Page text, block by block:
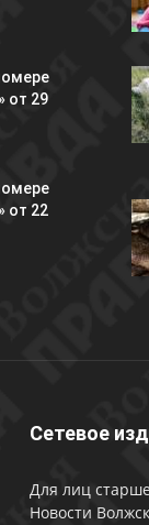
от 29
от 22
Сетевое
Для лиц
Новости